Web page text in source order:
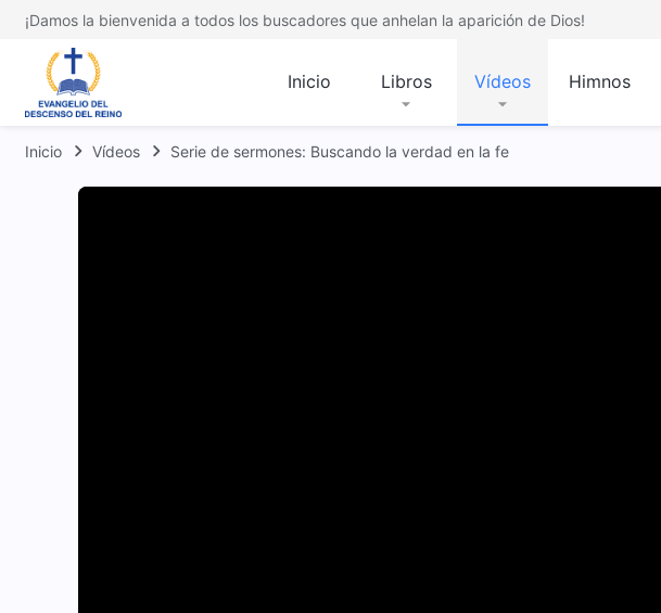
¡Damos la bienvenida a todos los buscadores que anhelan la aparición de Dios!
Inicio Libros Vídeos Himnos
Inicio Vídeos Serie de sermones: Buscando la verdad en la fe